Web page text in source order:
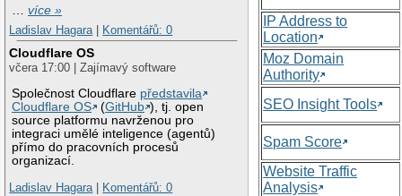
…více »
Ladislav Hagara
Komentářů: 0
Cloudflare OS
včera 17:00 | Zajímavý software
Společnost Cloudflare představila
Cloudflare OS
(GitHub ), tj. open
source platformu navrženou pro
integraci umělé inteligence (agentů)
přímo do pracovních procesů
organizací.
Ladislav Hagara
Komentářů: 0
IP Address to
Location
Moz Domain
Authority
SEO Insight Tools
Spam Score
Website Traffic
Analysis